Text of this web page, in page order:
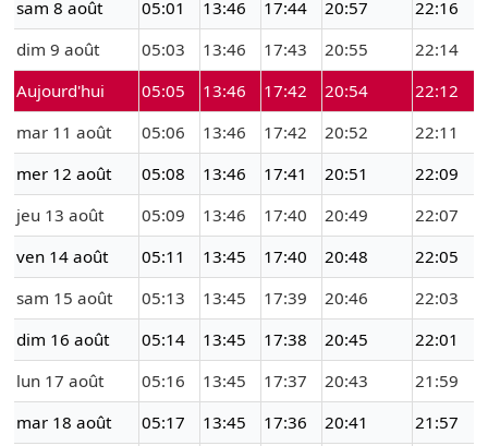
sam 8 août
05:01 13:46 17:44 20:57
22:16
dim 9 août
05:03 13:46 17:43 20:55
22:14
Aujourd'hui
05:05 13:46 17:42 20:54
22:12
mar 11 août
05:06 13:46 17:42 20:52
22:11
mer 12 août
05:08 13:46 17:41 20:51
22:09
jeu 13 août
05:09 13:46 17:40 20:49
22:07
ven 14 août
05:11 13:45 17:40 20:48
22:05
sam 15 août
05:13 13:45 17:39 20:46
22:03
dim 16 août
05:14 13:45 17:38 20:45
22:01
lun 17 août
05:16 13:45 17:37 20:43
21:59
mar 18 août
05:17 13:45 17:36 20:41
21:57